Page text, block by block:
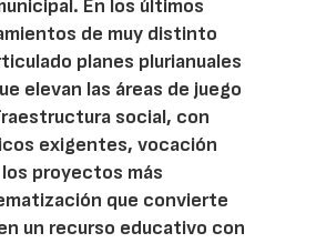
En los últimos
de muy distinto
planes plurianuales
elevan las áreas de juego
social, con
exigentes, vocación
proyectos más
que convierte
un recurso educativo con